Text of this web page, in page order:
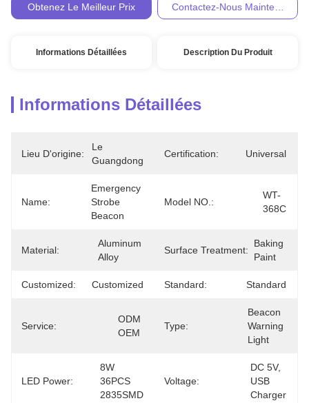
Obtenez Le Meilleur Prix
Contactez-Nous Maintenant
Informations Détaillées Description Du Produit
Informations Détaillées
Lieu D'origine:
Le
Guangdong
Certification: Universal
Name:
Emergency
Strobe
Beacon
Model NO.:
WT-
368C
Material:
Aluminum
Alloy
Surface Treatment:
Baking
Paint
Customized: Customized Standard: Standard
Service:
ODM
OEM
Type:
Beacon
Warning
Light
LED Power:
8W
36PCS
2835SMD
Voltage:
DC 5V,
USB
Charger